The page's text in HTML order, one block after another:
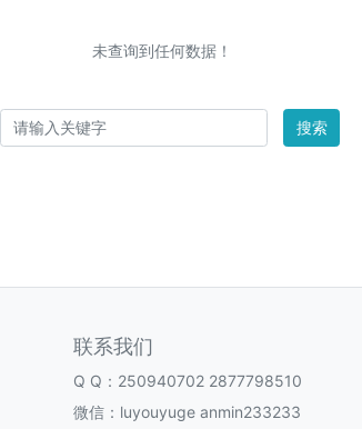
未查询到任何数据！
搜索
联系我们
Q Q： 250940702 2877798510
微信：luyouyuge anmin233233